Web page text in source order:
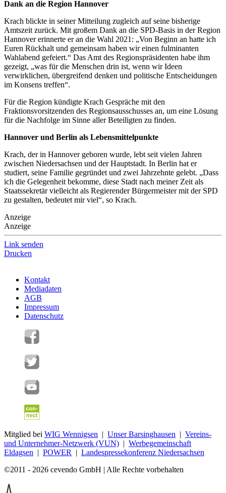
Dank an die Region Hannover
Krach blickte in seiner Mitteilung zugleich auf seine bisherige
Amtszeit zurück. Mit großem Dank an die SPD-Basis in der Region
Hannover erinnerte er an die Wahl 2021: „Von Beginn an hatte ich
Euren Rückhalt und gemeinsam haben wir einen fulminanten
Wahlabend gefeiert.“ Das Amt des Regionspräsidenten habe ihm
gezeigt, „was für die Menschen drin ist, wenn wir Ideen
verwirklichen, übergreifend denken und politische Entscheidungen
im Konsens treffen“.
Für die Region kündigte Krach Gespräche mit den
Fraktionsvorsitzenden des Regionsausschusses an, um eine Lösung
für die Nachfolge im Sinne aller Beteiligten zu finden.
Hannover und Berlin als Lebensmittelpunkte
Krach, der in Hannover geboren wurde, lebt seit vielen Jahren
zwischen Niedersachsen und der Hauptstadt. In Berlin hat er
studiert, seine Familie gegründet und zwei Jahrzehnte gelebt. „Dass
ich die Gelegenheit bekomme, diese Stadt nach meiner Zeit als
Staatssekretär vielleicht als Regierender Bürgermeister mit der SPD
zu gestalten, bedeutet mir viel“, so Krach.
Anzeige
Anzeige
Link senden
Drucken
Kontakt
Mediadaten
AGB
Impressum
Datenschutz
Mitglied bei WIG Wennigsen | Unser Barsinghausen | Vereins-
und Unternehmer-Netzwerk (VUN) | Werbegemeinschaft
Eldagsen | POWER | Landespressekonferenz Niedersachsen
©2011 - 2026 cevendo GmbH | Alle Rechte vorbehalten